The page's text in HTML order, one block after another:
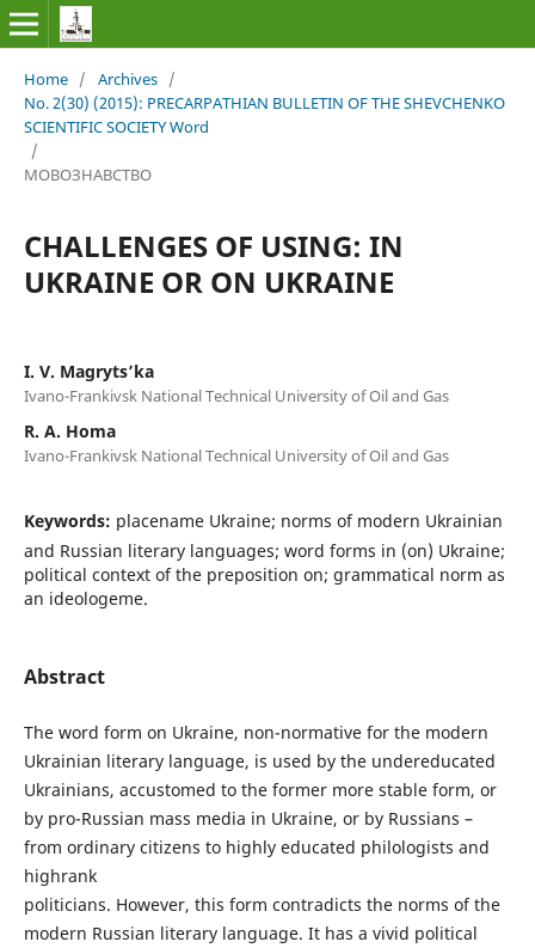
Home / Archives /
No. 2(30) (2015): PRECARPATHIAN BULLETIN OF THE SHEVCHENKO
SCIENTIFIC SOCIETY Word
/
МОВОЗНАВСТВО
CHALLENGES OF USING: IN
UKRAINE OR ON UKRAINE
I. V. Magryts’ka
Ivano-Frankivsk National Technical University of Oil and Gas
R. A. Homa
Ivano-Frankivsk National Technical University of Oil and Gas
Keywords: placename Ukraine; norms of modern Ukrainian
and Russian literary languages; word forms in (on) Ukraine;
political context of the preposition on; grammatical norm as
an ideologeme.
Abstract
The word form on Ukraine, non-normative for the modern
Ukrainian literary language, is used by the undereducated
Ukrainians, accustomed to the former more stable form, or
by pro-Russian mass media in Ukraine, or by Russians –
from ordinary citizens to highly educated philologists and
highrank
politicians. However, this form contradicts the norms of the
modern Russian literary language. It has a vivid political